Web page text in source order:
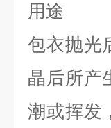
用途
包衣抛光
晶后所产
潮或挥发